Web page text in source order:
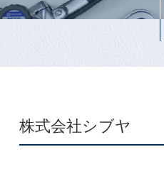
株式会社シブヤ